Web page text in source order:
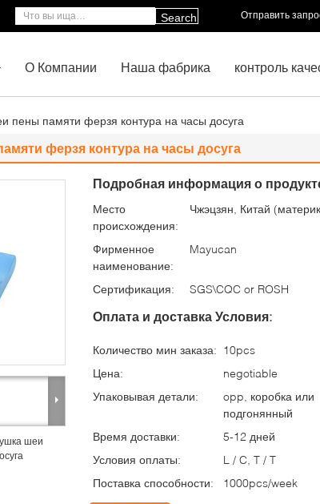
Отправить
Search
О Компании Наша фабрика контроль
пены памяти ферзя контура на часы досуга
ферзя контура на часы досуга
шеи
Подробная информация о
Место
происхождения:
Чжэцзян, Китай
Фирменное
наименование:
Mayucan
Сертификация: SGS\CQC or ROSH
Оплата и доставка Условия:
Количество мин заказа: 10pcs
Цена:
negotiable
Упаковывая детали:
opp, коробка или
подгонянный
Время доставки:
5-12 дней
Условия оплаты:
L / C, T / T
Поставка способности:
1000pcs/week